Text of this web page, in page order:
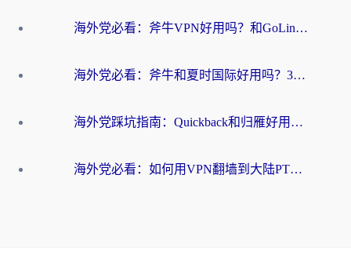
海外党必看：斧牛VPN好用吗？和GoLinkVPN对比哪个回国效果更好？
海外党必看：斧牛和夏时国际好用吗？3步选对回国加速器，无缝刷国内资源
海外党踩坑指南：Quickback和归雁好用吗？选对加速器才能无缝刷国内资源
海外党必看：如何用VPN翻墙到大陆PTT？一篇解决你所有回国加速痛点